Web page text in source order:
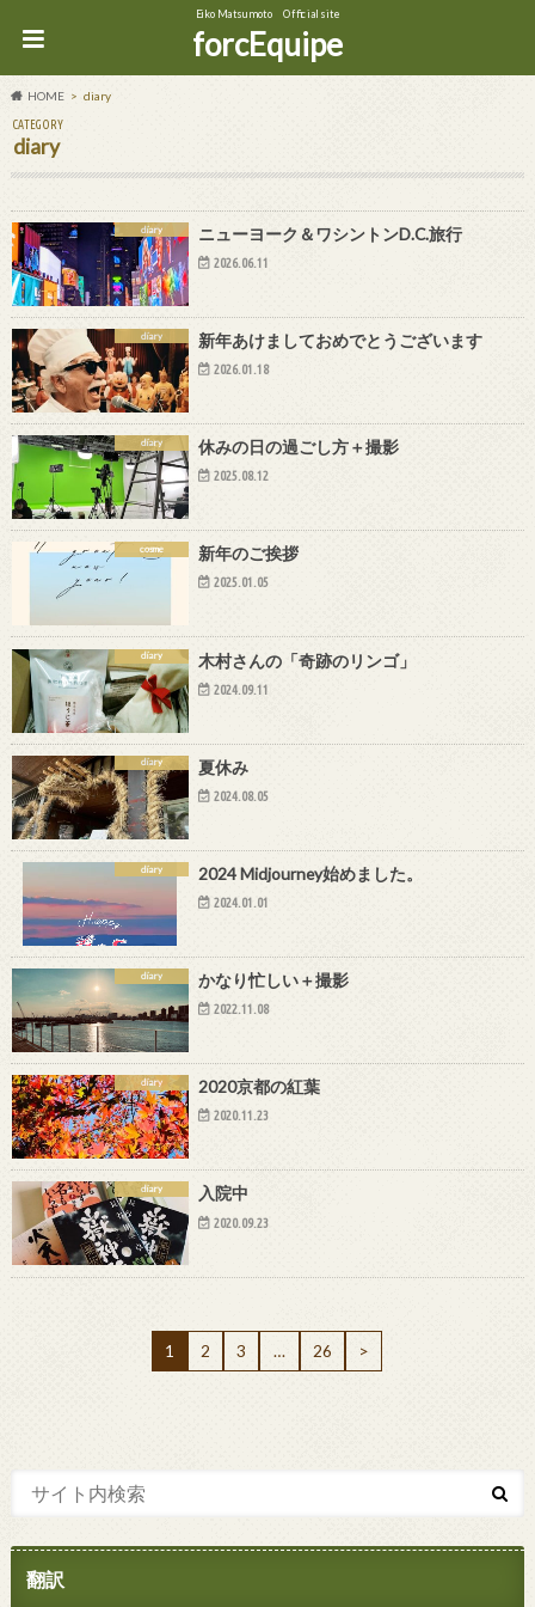
Eiko Matsumoto Official site
forcEquipe
HOME diary
CATEGORY
diary
diary ニューヨーク＆ワシントンD.C.旅行
2026.06.11
diary 新年あけましておめでとうございます
2026.01.18
diary 休みの日の過ごし方＋撮影
2025.08.12
cosme 新年のご挨拶
2025.01.05
diary 木村さんの「奇跡のリンゴ」
2024.09.11
diary 夏休み
2024.08.05
diary 2024 Midjourney始めました。
2024.01.01
diary かなり忙しい＋撮影
2022.11.08
diary 2020京都の紅葉
2020.11.23
diary 入院中
2020.09.23
1 2 3 … 26 >
翻訳